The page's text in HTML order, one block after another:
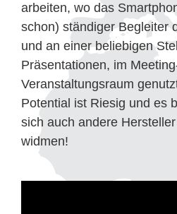
arbeiten, wo das
schon) ständiger Begleiter
und an einer beliebigen
Präsentationen, im
Veranstaltungsraum
Potential ist Riesig und es
sich auch andere
widmen!